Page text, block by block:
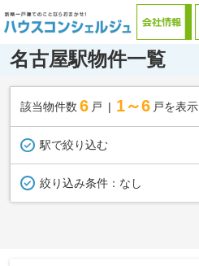
名古屋駅物件一覧
該当物件数 6 戸 1～6 戸を表示
駅で絞り込む
絞り込み条件： なし